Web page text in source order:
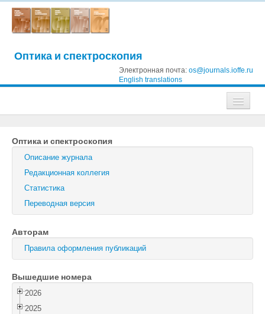
Оптика и спектроскопия
Электронная почта: os@journals.ioffe.ru
English translations
Журнал технической физики
Письма в Журнал технической физики
Физика твердого тела
Физика и техника полупроводников
Оптика и спектроскопия
Поиск
Войти
Оптика и спектроскопия
Описание журнала
Редакционная коллегия
Статистика
Переводная версия
Авторам
Правила оформления публикаций
Вышедшие номера
2026
2025